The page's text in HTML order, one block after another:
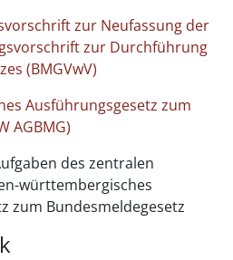
zur Neufassung der
zur Durchführung
(BMGVwV)
Ausführungsgesetz zum
AGBMG)
des zentralen
württembergisches
zum Bundesmeldegesetz